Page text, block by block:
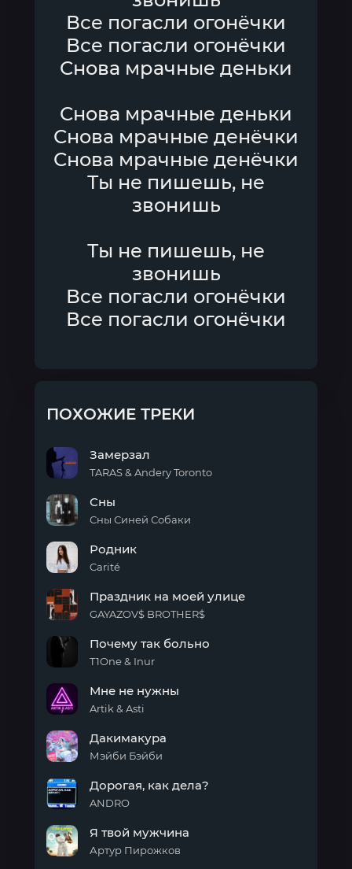
Все погасли огонёчки
Все погасли огонёчки
Снова мрачные деньки
Снова мрачные деньки
Снова мрачные денёчки
Снова мрачные денёчки
Ты не пишешь, не
звонишь
Ты не пишешь, не
звонишь
Все погасли огонёчки
Все погасли огонёчки
ПОХОЖИЕ ТРЕКИ
Замерзал
TARAS & Andery Toronto
Сны
Сны Синей Собаки
Родник
Carité
на
моей
Праздник на моей улице
GAYAZOV$ BROTHER$
так
больно
Почему так больно
T1One & Inur
не
нужны
Мне не нужны
Artik & Asti
Дакимакура
Мэйби Бэйби
как
дела?
Дорогая, как дела?
ANDRO
Я твой мужчина
Артур Пирожков